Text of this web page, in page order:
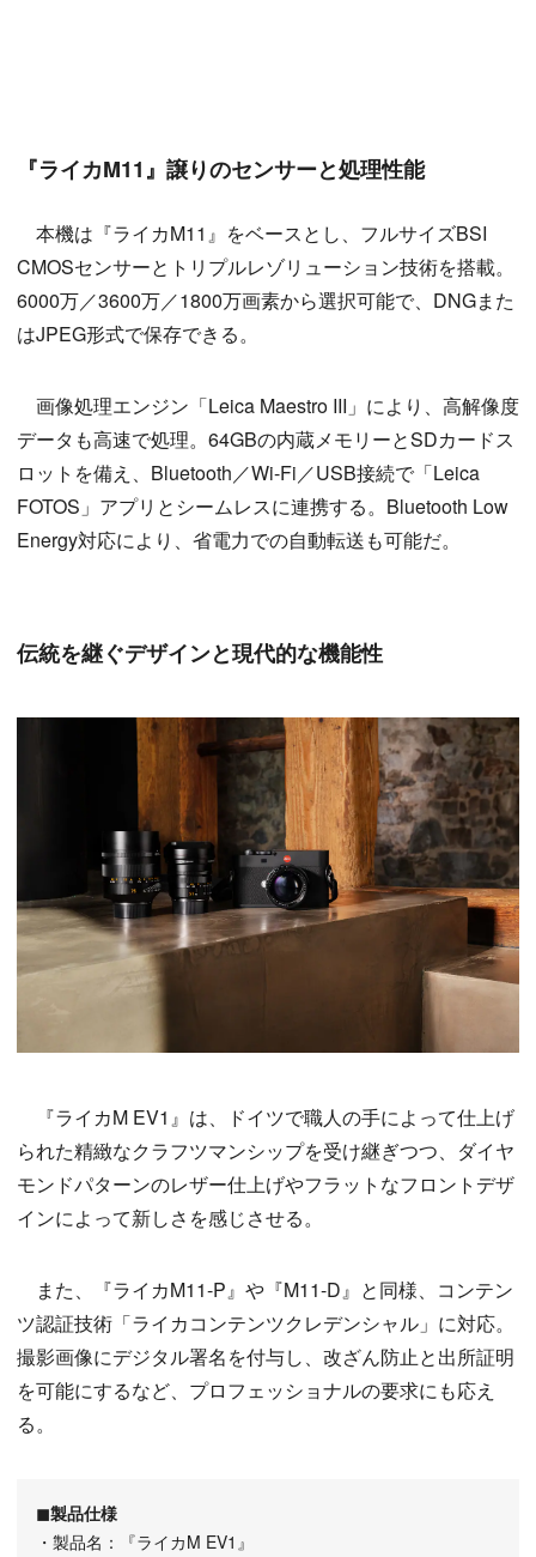
『ライカM11』譲りのセンサーと処理性能
本機は『ライカM11』をベースとし、フルサイズBSI
CMOSセンサーとトリプルレゾリューション技術を搭載。
6000万／3600万／1800万画素から選択可能で、DNGまた
はJPEG形式で保存できる。
画像処理エンジン「Leica Maestro III」により、高解像度
データも高速で処理。64GBの内蔵メモリーとSDカードス
ロットを備え、Bluetooth／Wi-Fi／USB接続で「Leica
FOTOS」アプリとシームレスに連携する。Bluetooth Low
Energy対応により、省電力での自動転送も可能だ。
伝統を継ぐデザインと現代的な機能性
『ライカM EV1』は、ドイツで職人の手によって仕上げ
られた精緻なクラフツマンシップを受け継ぎつつ、ダイヤ
モンドパターンのレザー仕上げやフラットなフロントデザ
インによって新しさを感じさせる。
また、『ライカM11-P』や『M11-D』と同様、コンテン
ツ認証技術「ライカコンテンツクレデンシャル」に対応。
撮影画像にデジタル署名を付与し、改ざん防止と出所証明
を可能にするなど、プロフェッショナルの要求にも応え
る。
◼︎製品仕様
・製品名：『ライカM EV1』